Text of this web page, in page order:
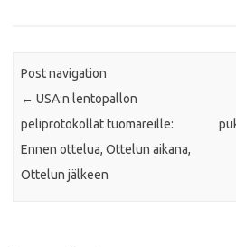
Post navigation
← USA:n lentopallon
peliprotokollat tuomareille:
Ennen ottelua, Ottelun aikana,
Ottelun jälkeen